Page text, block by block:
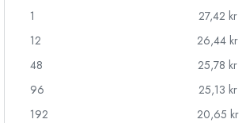
Flaskor med motiv
Ginflaskor
Alla hjärtans dag
Dekorativa flaskor
1
27,42 kr
12
26,44 kr
48
25,78 kr
96
25,13 kr
192
20,65 kr